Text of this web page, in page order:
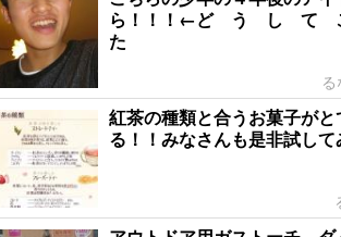
ら！！！←ど う し
た
紅茶の種類と合うお菓子が
る！！みなさんも是非試し